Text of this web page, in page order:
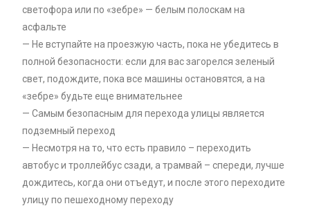
светофора или по «зебре» — белым полоскам на
асфальте
— Не вступайте на проезжую часть, пока не убедитесь в
полной безопасности: если для вас загорелся зеленый
свет, подождите, пока все машины остановятся, а на
«зебре» будьте еще внимательнее
— Самым безопасным для перехода улицы является
подземный переход
— Несмотря на то, что есть правило – переходить
автобус и троллейбус сзади, а трамвай – спереди, лучше
дождитесь, когда они отъедут, и после этого переходите
улицу по пешеходному переходу